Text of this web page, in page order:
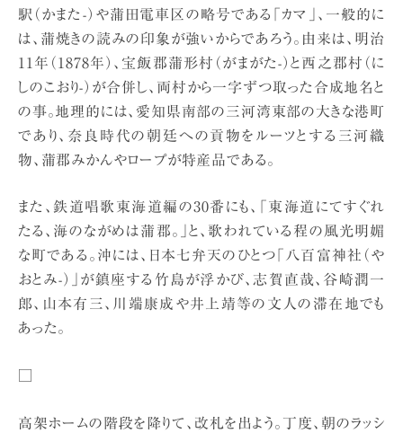
駅（かまた-）や蒲田電車区の略号である「カマ」、一般的に
は、蒲焼きの読みの印象が強いからであろう。由来は、明治
11年（1878年）、宝飯郡蒲形村（がまがた-）と西之郡村（に
しのこおり-）が合併し、両村から一字ずつ取った合成地名と
の事。地理的には、愛知県南部の三河湾東部の大きな港町
であり、奈良時代の朝廷への貢物をルーツとする三河織
物、蒲郡みかんやロープが特産品である。
また、鉄道唱歌東海道編の30番にも、「東海道にてすぐれ
たる、海のながめは蒲郡。」と、歌われている程の風光明媚
な町である。沖には、日本七弁天のひとつ「八百富神社（や
おとみ-）」が鎮座する竹島が浮かび、志賀直哉、谷崎潤一
郎、山本有三、川端康成や井上靖等の文人の滞在地でも
あった。
高架ホームの階段を降りて、改札を出よう。丁度、朝のラッシ